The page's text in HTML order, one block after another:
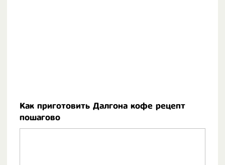
Как приготовить Далгона кофе рецепт
пошагово